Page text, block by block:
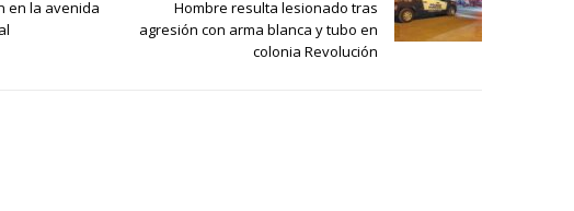
en la avenida
Hombre resulta lesionado tras
agresión con arma blanca y tubo en
colonia Revolución